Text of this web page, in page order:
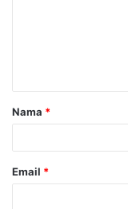
a
r
Nama *
Email *